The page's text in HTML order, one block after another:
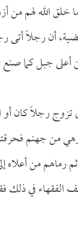
خلق الله لهم
أن رجلاً أتى
جبل كما صنع
رجلاً كان أو
من جهنم
من أعلاه
الفقهاء في